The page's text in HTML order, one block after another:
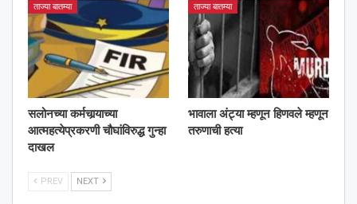
ताज्या बातम्या
सलोनच्या कर्मचार्‍याच्या
आत्महत्येप्रकरणी चौघांविरुद्ध गुन्हा
दाखल
ताज्या बातम्या
भावाला अंट्या म्हणून हिणवले म्हणून
तरुणाची हत्या
PREV NEXT